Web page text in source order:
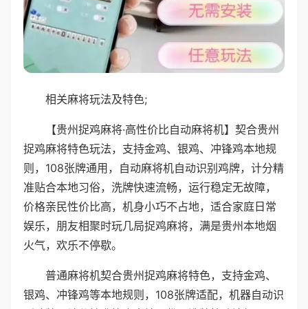
相关麻将玩法及特色;
【贵州捉鸡麻将·高性价比自动麻将机】契合贵州
捉鸡麻将特色玩法，支持金鸡、银鸡、冲锋鸡本地规
则，108张牌通用，自动麻将机自动识别鸡牌，计分精
准贴合本地习俗，洗牌快速流畅，运行稳定无故障，
价格亲民性价比高，机身小巧不占地，适合家庭日常
娱乐，朋友相聚时玩几局捉鸡麻将，满是贵州本地烟
火气，欢乐不停歇。
普通麻将机契合贵州捉鸡麻将特色，支持金鸡、
银鸡、冲锋鸡等本地规则，108张牌适配，机器自动识